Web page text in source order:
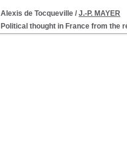
Alexis de Tocqueville / J.-P. MAYER
Political thought in France from the